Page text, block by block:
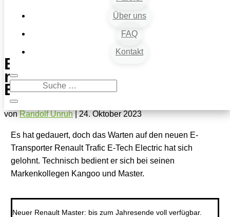
Über uns
FAQ
Kontakt
Experten-Probefahrt: der
neue Renault Trafic E-Tech
Electric
vonRandolf Unruh|24. Oktober 2023
Es hat gedauert, doch das Warten auf den neuen E-
Transporter Renault Trafic E-Tech Electric hat sich
gelohnt. Technisch bedient er sich bei seinen
Markenkollegen Kangoo und Master.
Neuer Renault Master: bis zum Jahresende voll verfügbar.